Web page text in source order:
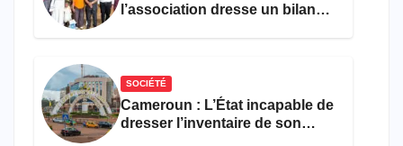
l’association dresse un bilan
SOCIÉTÉ
Cameroun : L’État incapable de
dresser l’inventaire de son